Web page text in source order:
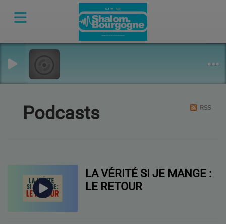
Podcasts RSS
LA VÉRITÉ SI JE MANGE :
LE RETOUR